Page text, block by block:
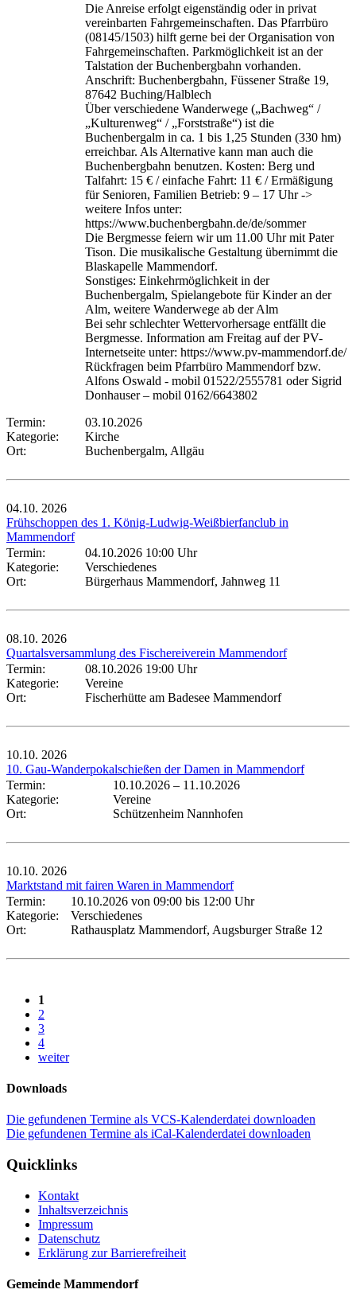
Die Anreise erfolgt eigenständig oder in privat
vereinbarten Fahrgemeinschaften. Das Pfarrbüro
(08145/1503) hilft gerne bei der Organisation von
Fahrgemeinschaften. Parkmöglichkeit ist an der
Talstation der Buchenbergbahn vorhanden.
Anschrift: Buchenbergbahn, Füssener Straße 19,
87642 Buching/Halblech
Über verschiedene Wanderwege („Bachweg“ /
„Kulturenweg“ / „Forststraße“) ist die
Buchenbergalm in ca. 1 bis 1,25 Stunden (330 hm)
erreichbar. Als Alternative kann man auch die
Buchenbergbahn benutzen. Kosten: Berg und
Talfahrt: 15 € / einfache Fahrt: 11 € / Ermäßigung
für Senioren, Familien Betrieb: 9 – 17 Uhr ->
weitere Infos unter:
https://www.buchenbergbahn.de/de/sommer
Die Bergmesse feiern wir um 11.00 Uhr mit Pater
Tison. Die musikalische Gestaltung übernimmt die
Blaskapelle Mammendorf.
Sonstiges: Einkehrmöglichkeit in der
Buchenbergalm, Spielangebote für Kinder an der
Alm, weitere Wanderwege ab der Alm
Bei sehr schlechter Wettervorhersage entfällt die
Bergmesse. Information am Freitag auf der PV-
Internetseite unter: https://www.pv-mammendorf.de/
Rückfragen beim Pfarrbüro Mammendorf bzw.
Alfons Oswald - mobil 01522/2555781 oder Sigrid
Donhauser – mobil 0162/6643802
Termin:
03.10.2026
Kategorie:
Kirche
Ort:
Buchenbergalm, Allgäu
04.10. 2026
Frühschoppen des 1. König-Ludwig-Weißbierfanclub in
Mammendorf
Termin:
04.10.2026 10:00 Uhr
Kategorie:
Verschiedenes
Ort:
Bürgerhaus Mammendorf, Jahnweg 11
08.10. 2026
Quartalsversammlung des Fischereiverein Mammendorf
Termin:
08.10.2026 19:00 Uhr
Kategorie:
Vereine
Ort:
Fischerhütte am Badesee Mammendorf
10.10. 2026
10. Gau-Wanderpokalschießen der Damen in Mammendorf
Termin:
10.10.2026 – 11.10.2026
Kategorie:
Vereine
Ort:
Schützenheim Nannhofen
10.10. 2026
Marktstand mit fairen Waren in Mammendorf
Termin:
10.10.2026 von 09:00 bis 12:00 Uhr
Kategorie:
Verschiedenes
Ort:
Rathausplatz Mammendorf, Augsburger Straße 12
1
2
3
4
weiter
Downloads
Die gefundenen Termine als VCS-Kalenderdatei downloaden
Die gefundenen Termine als iCal-Kalenderdatei downloaden
Quicklinks
Kontakt
Inhaltsverzeichnis
Impressum
Datenschutz
Erklärung zur Barrierefreiheit
Gemeinde Mammendorf